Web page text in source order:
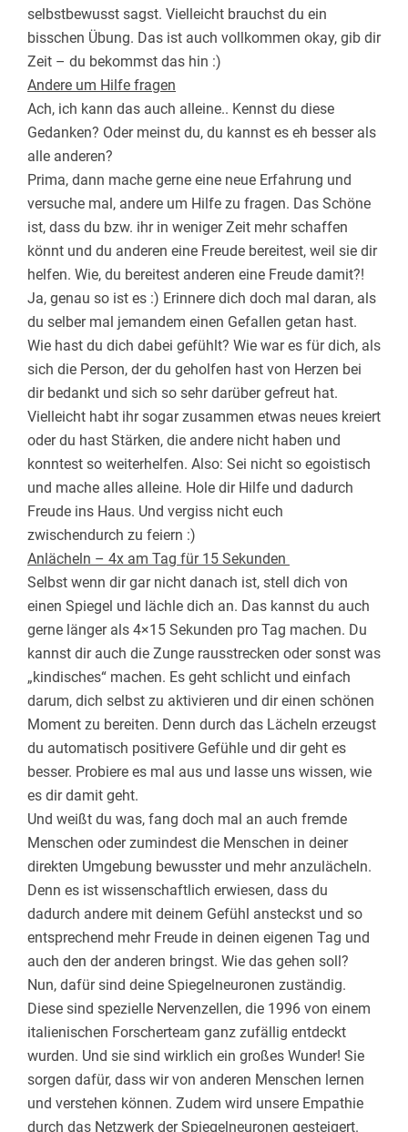
selbstbewusst sagst. Vielleicht brauchst du ein
bisschen Übung. Das ist auch vollkommen okay, gib dir
Zeit – du bekommst das hin :)
Andere um Hilfe fragen
Ach, ich kann das auch alleine.. Kennst du diese
Gedanken? Oder meinst du, du kannst es eh besser als
alle anderen?
Prima, dann mache gerne eine neue Erfahrung und
versuche mal, andere um Hilfe zu fragen. Das Schöne
ist, dass du bzw. ihr in weniger Zeit mehr schaffen
könnt und du anderen eine Freude bereitest, weil sie dir
helfen. Wie, du bereitest anderen eine Freude damit?!
Ja, genau so ist es :) Erinnere dich doch mal daran, als
du selber mal jemandem einen Gefallen getan hast.
Wie hast du dich dabei gefühlt? Wie war es für dich, als
sich die Person, der du geholfen hast von Herzen bei
dir bedankt und sich so sehr darüber gefreut hat.
Vielleicht habt ihr sogar zusammen etwas neues kreiert
oder du hast Stärken, die andere nicht haben und
konntest so weiterhelfen. Also: Sei nicht so egoistisch
und mache alles alleine. Hole dir Hilfe und dadurch
Freude ins Haus. Und vergiss nicht euch
zwischendurch zu feiern :)
Anlächeln – 4x am Tag für 15 Sekunden
Selbst wenn dir gar nicht danach ist, stell dich von
einen Spiegel und lächle dich an. Das kannst du auch
gerne länger als 4×15 Sekunden pro Tag machen. Du
kannst dir auch die Zunge rausstrecken oder sonst was
„kindisches“ machen. Es geht schlicht und einfach
darum, dich selbst zu aktivieren und dir einen schönen
Moment zu bereiten. Denn durch das Lächeln erzeugst
du automatisch positivere Gefühle und dir geht es
besser. Probiere es mal aus und lasse uns wissen, wie
es dir damit geht.
Und weißt du was, fang doch mal an auch fremde
Menschen oder zumindest die Menschen in deiner
direkten Umgebung bewusster und mehr anzulächeln.
Denn es ist wissenschaftlich erwiesen, dass du
dadurch andere mit deinem Gefühl ansteckst und so
entsprechend mehr Freude in deinen eigenen Tag und
auch den der anderen bringst. Wie das gehen soll?
Nun, dafür sind deine Spiegelneuronen zuständig.
Diese sind spezielle Nervenzellen, die 1996 von einem
italienischen Forscherteam ganz zufällig entdeckt
wurden. Und sie sind wirklich ein großes Wunder! Sie
sorgen dafür, dass wir von anderen Menschen lernen
und verstehen können. Zudem wird unsere Empathie
durch das Netzwerk der Spiegelneuronen gesteigert.